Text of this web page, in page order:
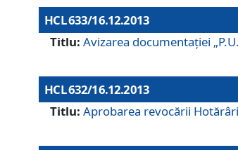
HCL 633/16.12.2013
Titlu: Avizarea documentaţiei
HCL 632/16.12.2013
Titlu: Aprobarea revocării